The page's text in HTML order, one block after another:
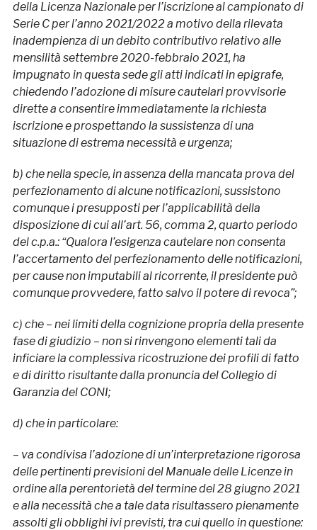
della Licenza Nazionale per l’iscrizione al campionato di
Serie C per l’anno 2021/2022 a motivo della rilevata
inadempienza di un debito contributivo relativo alle
mensilità settembre 2020-febbraio 2021, ha
impugnato in questa sede gli atti indicati in epigrafe,
chiedendo l’adozione di misure cautelari provvisorie
dirette a consentire immediatamente la richiesta
iscrizione e prospettando la sussistenza di una
situazione di estrema necessità e urgenza;
b) che nella specie, in assenza della mancata prova del
perfezionamento di alcune notificazioni, sussistono
comunque i presupposti per l’applicabilità della
disposizione di cui all’art. 56, comma 2, quarto periodo
del c.p.a.: “Qualora l’esigenza cautelare non consenta
l’accertamento del perfezionamento delle notificazioni,
per cause non imputabili al ricorrente, il presidente può
comunque provvedere, fatto salvo il potere di revoca”;
c) che – nei limiti della cognizione propria della presente
fase di giudizio – non si rinvengono elementi tali da
inficiare la complessiva ricostruzione dei profili di fatto
e di diritto risultante dalla pronuncia del Collegio di
Garanzia del CONI;
d) che in particolare:
– va condivisa l’adozione di un’interpretazione rigorosa
delle pertinenti previsioni del Manuale delle Licenze in
ordine alla perentorietà del termine del 28 giugno 2021
e alla necessità che a tale data risultassero pienamente
assolti gli obblighi ivi previsti, tra cui quello in questione: